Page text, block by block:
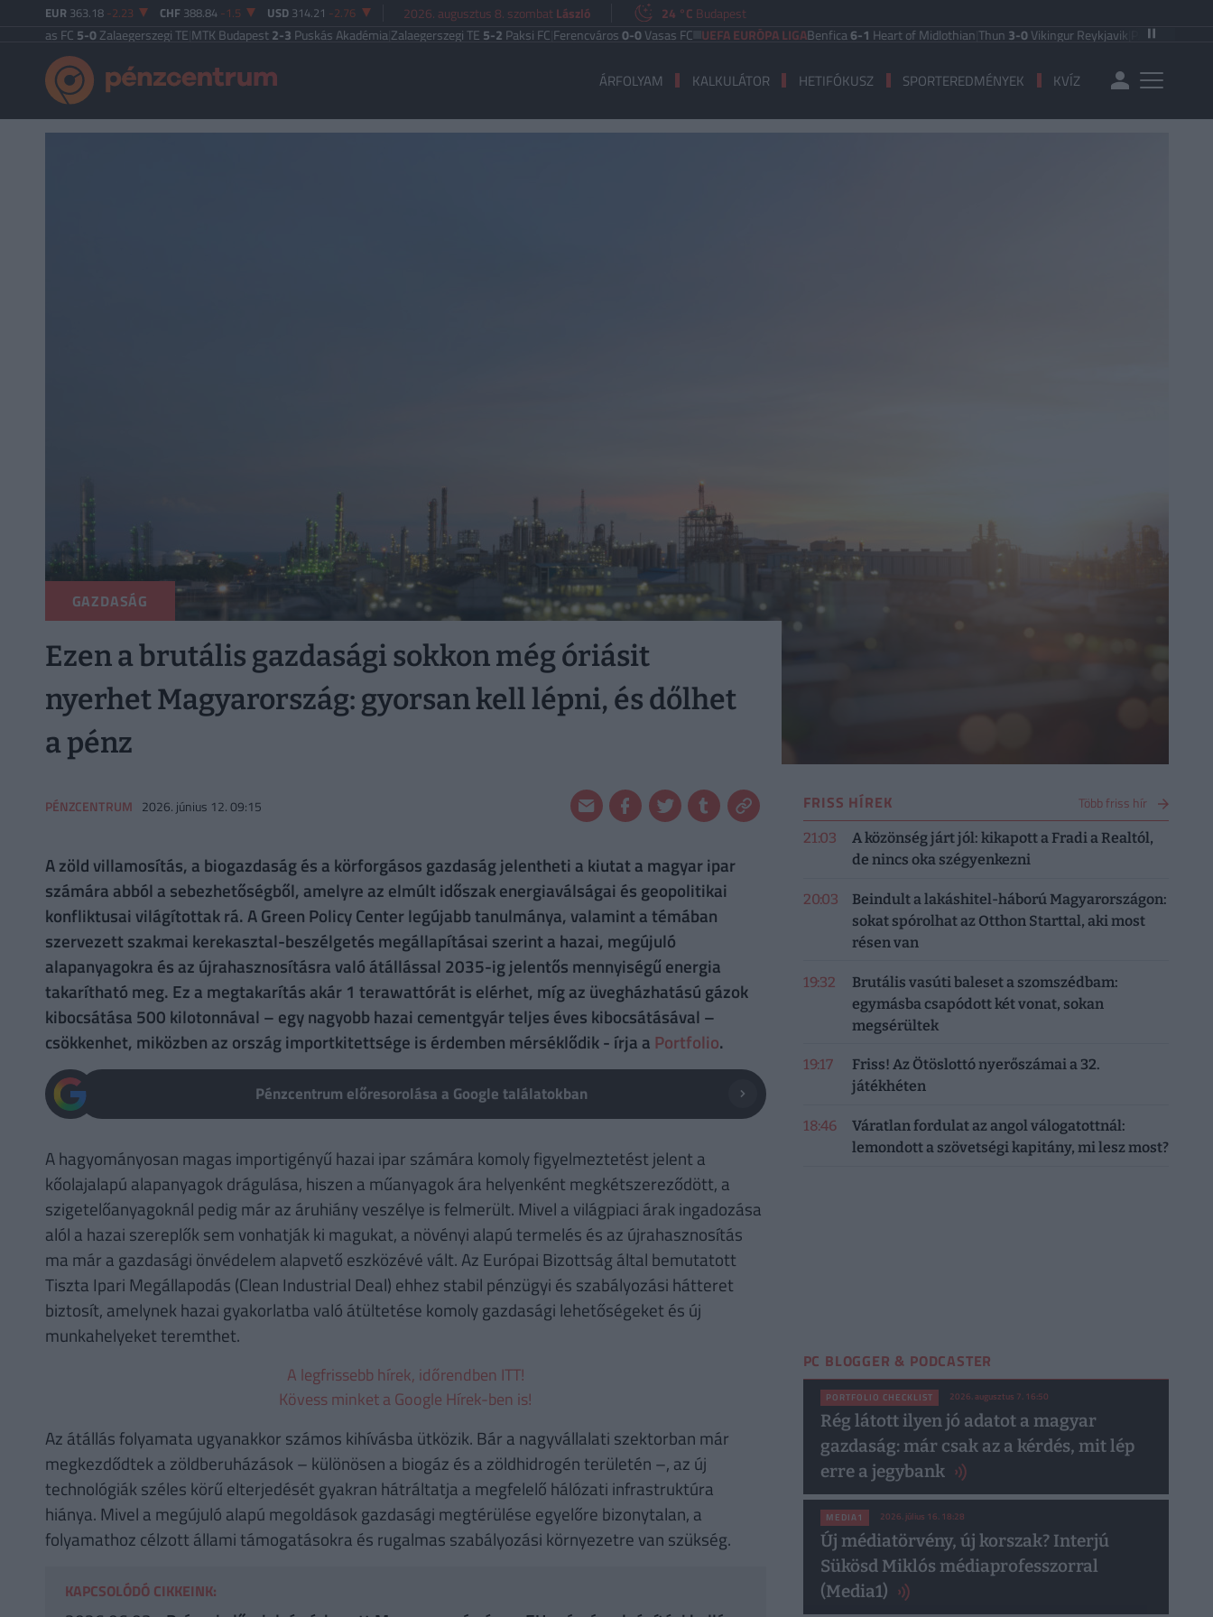
EUR 363.18 -2.23 CHF 388.84 -1.5 USD 314.21 -2.76 2026. augusztus 8. szombatLászló 24 °C Budapest
5-0Zalaegerszegi TE|MTK Budapest2-3Puskás Akadémia|Zalaegerszegi TE5-2Paksi FC|Ferencváros0-0Vasas FC UEFA EURÓPA LIGABenfica6-1Heart of Midlothian|Thun3-0Vikingur Reykjavik|PAOK Saloniki
ÁRFOLYAM KALKULÁTOR HETIFÓKUSZ SPORTEREDMÉNYEK KVÍZ
GAZDASÁG
Ezen a brutális gazdasági sokkon még óriásit
nyerhet Magyarország: gyorsan kell lépni, és dőlhet
a pénz
PÉNZCENTRUM 2026. június 12. 09:15
A zöld villamosítás, a biogazdaság és a körforgásos gazdaság jelentheti a kiutat a magyar ipar
számára abból a sebezhetőségből, amelyre az elmúlt időszak energiaválságai és geopolitikai
konfliktusai világítottak rá. A Green Policy Center legújabb tanulmánya, valamint a témában
szervezett szakmai kerekasztal-beszélgetés megállapításai szerint a hazai, megújuló
alapanyagokra és az újrahasznosításra való átállással 2035-ig jelentős mennyiségű energia
takarítható meg. Ez a megtakarítás akár 1 terawattórát is elérhet, míg az üvegházhatású gázok
kibocsátása 500 kilotonnával – egy nagyobb hazai cementgyár teljes éves kibocsátásával –
csökkenhet, miközben az ország importkitettsége is érdemben mérséklődik - írja a Portfolio.
Pénzcentrum előresorolása a Google találatokban
A hagyományosan magas importigényű hazai ipar számára komoly figyelmeztetést jelent a
kőolajalapú alapanyagok drágulása, hiszen a műanyagok ára helyenként megkétszereződött, a
szigetelőanyagoknál pedig már az áruhiány veszélye is felmerült. Mivel a világpiaci árak ingadozása
alól a hazai szereplők sem vonhatják ki magukat, a növényi alapú termelés és az újrahasznosítás
ma már a gazdasági önvédelem alapvető eszközévé vált. Az Európai Bizottság által bemutatott
Tiszta Ipari Megállapodás (Clean Industrial Deal) ehhez stabil pénzügyi és szabályozási hátteret
biztosít, amelynek hazai gyakorlatba való átültetése komoly gazdasági lehetőségeket és új
munkahelyeket teremthet.
A legfrissebb hírek, időrendben ITT!
Kövess minket a Google Hírek-ben is!
Az átállás folyamata ugyanakkor számos kihívásba ütközik. Bár a nagyvállalati szektorban már
megkezdődtek a zöldberuházások – különösen a biogáz és a zöldhidrogén területén –, az új
technológiák széles körű elterjedését gyakran hátráltatja a megfelelő hálózati infrastruktúra
hiánya. Mivel a megújuló alapú megoldások gazdasági megtérülése egyelőre bizonytalan, a
folyamathoz célzott állami támogatásokra és rugalmas szabályozási környezetre van szükség.
KAPCSOLÓDÓ CIKKEINK:
FRISS HÍREK Több friss hír
21:03
A közönség járt jól: kikapott a Fradi a Realtól,
de nincs oka szégyenkezni
20:03
Beindult a lakáshitel-háború Magyarországon:
sokat spórolhat az Otthon Starttal, aki most
résen van
19:32
Brutális vasúti baleset a szomszédbam:
egymásba csapódott két vonat, sokan
megsérültek
19:17
Friss! Az Ötöslottó nyerőszámai a 32.
játékhéten
18:46
Váratlan fordulat az angol válogatottnál:
lemondott a szövetségi kapitány, mi lesz most?
PC BLOGGER & PODCASTER
PORTFOLIO CHECKLIST 2026. augusztus 7. 16:50
Rég látott ilyen jó adatot a magyar
gazdaság: már csak az a kérdés, mit lép
erre a jegybank
MEDIA1 2026. július 16. 18:28
Új médiatörvény, új korszak? Interjú
Sükösd Miklós médiaprofesszorral
(Media1)